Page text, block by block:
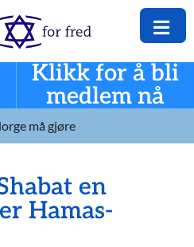
Klikk for å bli
medlem nå
må gjøre
en
Hamas-